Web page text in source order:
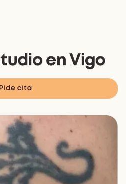
en Vigo
Pide cita